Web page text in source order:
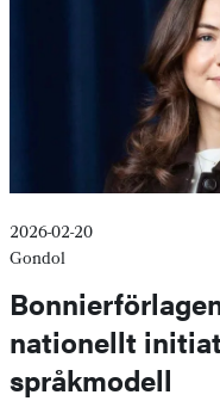
2026-02-20
Gondol
nationellt
språkmodell